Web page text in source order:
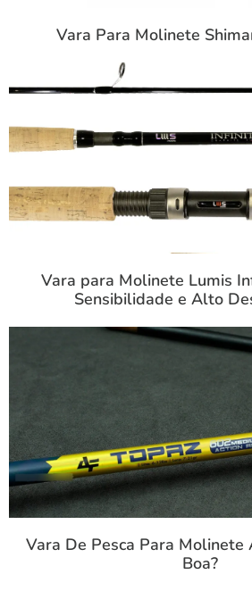
Vara Para Molinete
Vara para Molinete Lumis
Sensibilidade e Alto
Vara De Pesca Para Molinete
Boa?